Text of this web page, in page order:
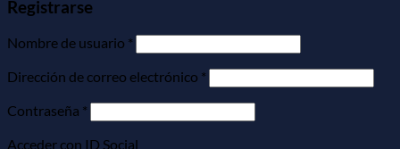
Registrarse
Nombre de usuario *
Dirección de correo electrónico *
Contraseña *
Acceder con ID Social